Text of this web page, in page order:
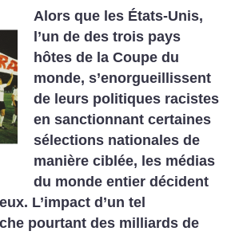
Alors que les États-Unis,
l’un de des trois pays
hôtes de la Coupe du
monde, s’enorgueillissent
de leurs politiques racistes
en sanctionnant certaines
sélections nationales de
manière ciblée, les médias
du monde entier décident
L’impact d’un tel
pourtant des milliards de